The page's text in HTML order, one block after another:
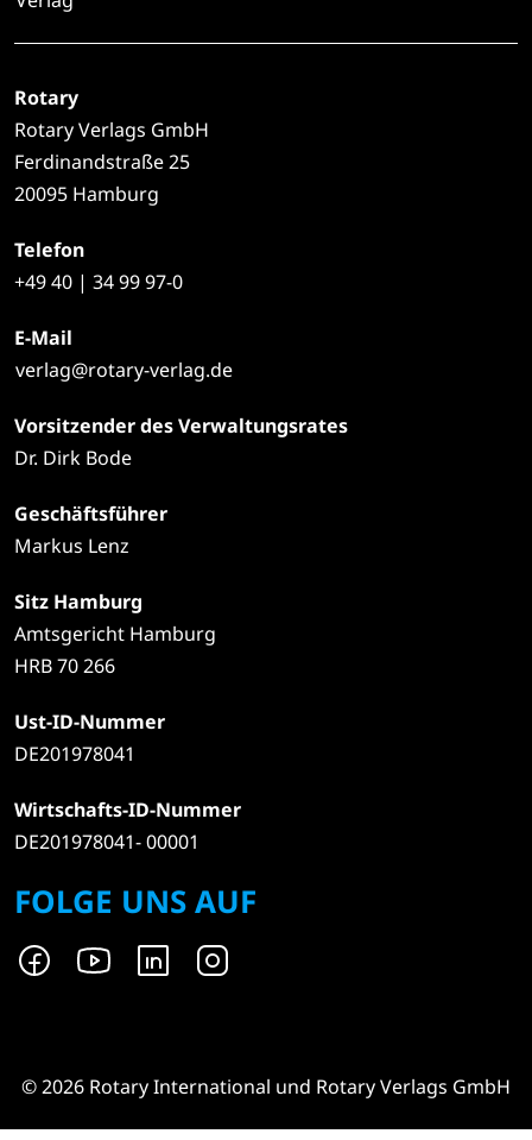
Rotary
Rotary Verlags GmbH
Ferdinandstraße 25
20095 Hamburg
Telefon
+4940 | 34 99 97-0
E-Mail
verlag@rotary-verlag.de
Vorsitzender des Verwaltungsrates
Dr. Dirk Bode
Geschäftsführer
Markus Lenz
Sitz Hamburg
Amtsgericht Hamburg
HRB 70 266
Ust-ID-Nummer
DE201978041
Wirtschafts-ID-Nummer
DE201978041- 00001
FOLGE UNS AUF
© 2026 Rotary International und Rotary Verlags GmbH